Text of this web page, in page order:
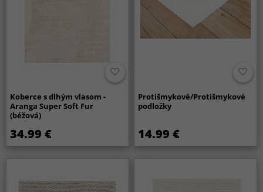
Koberce s dlhým vlasom -
Aranga Super Soft Fur
(béžová)
34.99 €
Protišmykové/Protišmykové
podložky
14.99 €